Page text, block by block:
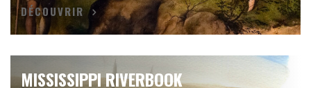
DÉCOUVRIR
MISSISSIPPI RIVERBOOK